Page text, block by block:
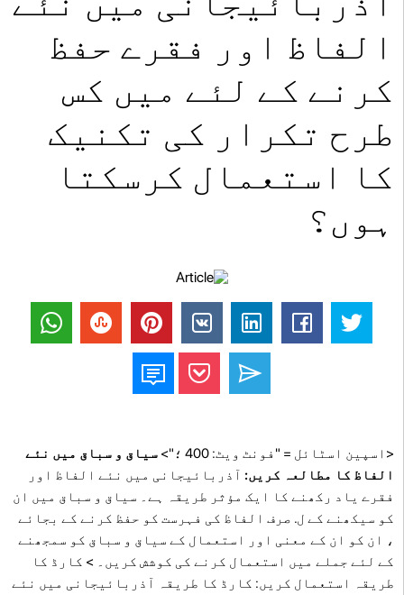
الفاظ اور فقرے حفظ
کرنے کے لئے میں کس
طرح تکرار کی تکنیک
کا استعمال کرسکتا
ہوں؟
<اسپین اسٹائل = "فونٹ ویٹ: 400 ؛">
سیاق و سباق میں نئے
الفاظ کا مطالعہ کریں: آذربائیجانی میں نئے الفاظ اور
فقرے یاد رکھنے کا ایک مؤثر طریقہ ہے۔ سیاق و سباق میں ان
کو سیکھنے کے ل. صرف الفاظ کی فہرست کو حفظ کرنے کے بجائے
، ان کو ان کے معنی اور استعمال کے سیاق و سباق کو سمجھنے
کے لئے جملے میں استعمال کرنے کی کوشش کریں۔ > کارڈ کا
طریقہ استعمال کریں: کارڈ کا طریقہ آذربائیجانی میں نئے